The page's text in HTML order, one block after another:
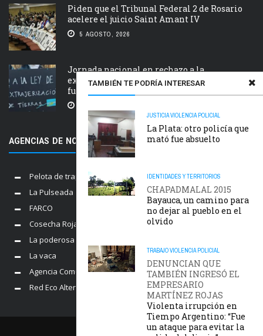
TAMBIÉN TE PODRÍA INTERESAR
JUSTICIAVIOLENCIA POLICIAL
La Plata: otro policía que
mató fue absuelto
IDENTIDADES Y TERRITORIOS
CHAPADMALAL 2015
Bayauca, un camino para
no dejar al pueblo en el
olvido
TRABAJOVIOLENCIA POLICIAL
DENUNCIAN QUE
TAMBIÉN INGRESÓ EL
EMPRESARIO
MARTÍNEZ ROJAS
Violenta irrupción en
Tiempo Argentino: “Fue
un ataque para evitar la
Piden que el Tribunal Federal 2 de Rosario
acelere el juicio Saint Amant IV
5 AGOSTO, 2026
Jornada nacional en rechazo a la
extranjerización de tierras, manejo del
fuego y desalojos
AGENCIAS DE NOTICIAS AMIGAS
Pelota de trapo
La Pulseada
FARCO
Cosecha Roja
La poderosa
La vaca
Agencia Comunica
Red Eco Alternativo